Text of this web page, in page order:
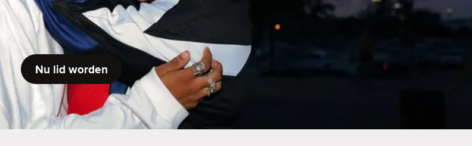
Nu lid worden